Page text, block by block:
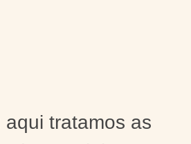
tratamos as